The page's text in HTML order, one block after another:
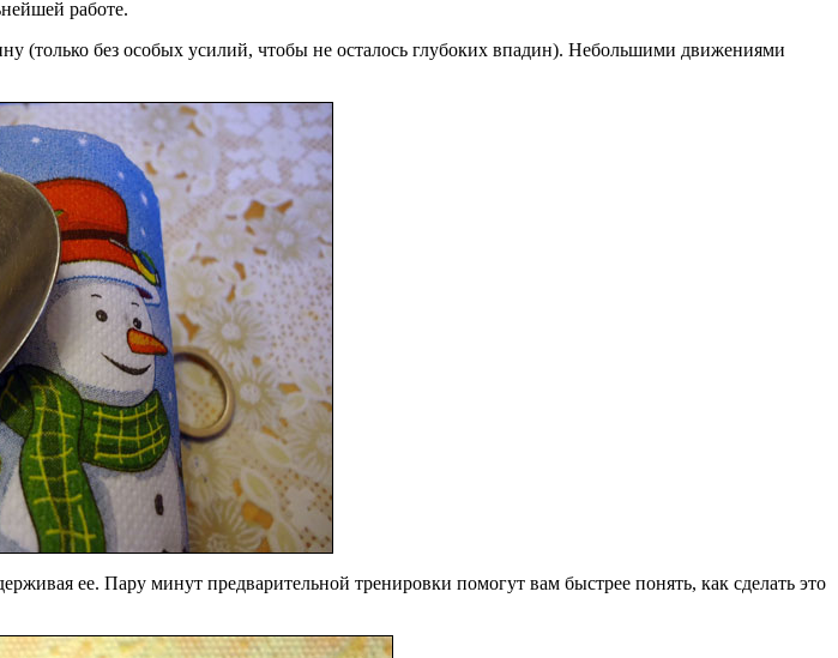
работе.
(только без особых усилий, чтобы не осталось глубоких впадин). Небольшими движениями
ее. Пару минут предварительной тренировки помогут вам быстрее понять, как сделать это